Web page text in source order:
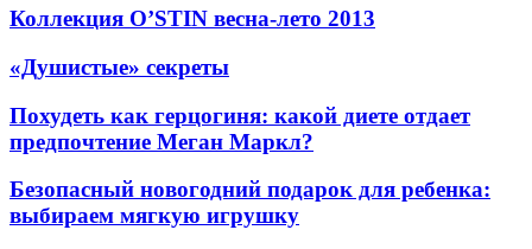
Коллекция O’STIN весна-лето 2013
«Душистые» секреты
Похудеть как герцогиня: какой диете отдает
предпочтение Меган Маркл?
Безопасный новогодний подарок для ребенка:
выбираем мягкую игрушку